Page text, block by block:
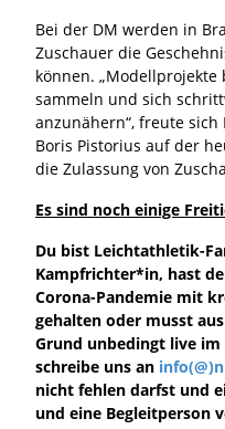
Bei der DM werden in
Zuschauer die
können.
sammeln und sich
anzunähern“, freute
Boris Pistorius auf der
die Zulassung von
Es sind noch einige
Du bist Leichtathletik-
Kampfrichter*in, hast
Corona-Pandemie mit
gehalten oder musst
Grund unbedingt live im
schreibe uns an
nicht fehlen darfst und
und eine Begleitperson